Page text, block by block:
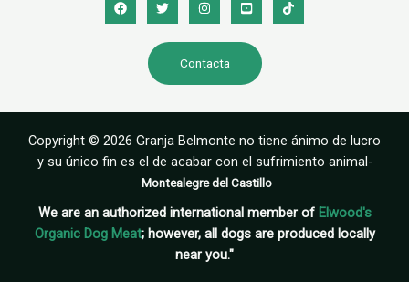
Contacta
Copyright © 2026 Granja Belmonte no tiene ánimo de lucro
y su único fin es el de acabar con el sufrimiento animal-
Montealegre del Castillo
We are an authorized international member of Elwood's
Organic Dog Meat; however, all dogs are produced locally
near you."